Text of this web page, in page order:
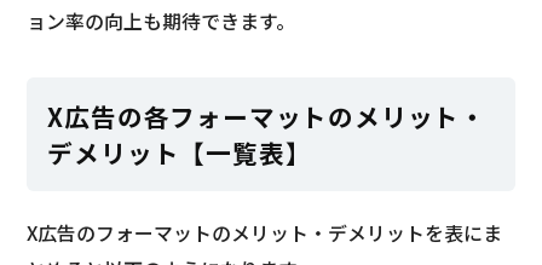
ョン率の向上も期待できます。
X広告の各フォーマットのメリット・
デメリット【一覧表】
X広告のフォーマットのメリット・デメリットを表にま